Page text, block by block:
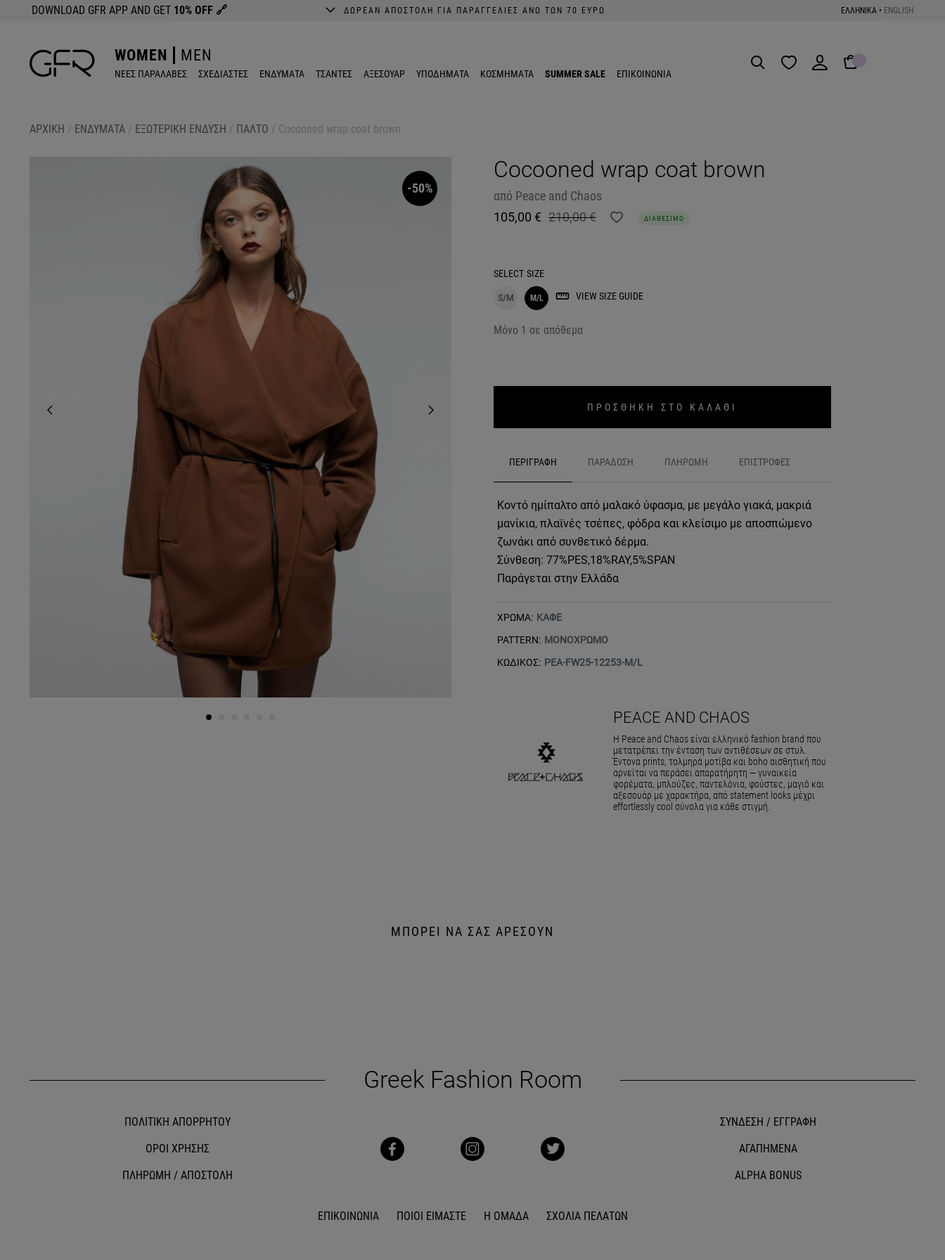
DOWNLOAD GFR APP AND GET 10% OFF 🔗 ΔΩΡΕΑΝ ΑΠΟΣΤΟΛΗ ΓΙΑ ΠΑΡΑΓΓΕΛΙΕΣ ΑΝΩ ΤΩΝ 70 ΕΥΡΩ ΕΛΛΗΝΙΚΑ • ENGLISH
WOMEN MEN
ΝΕΕΣ ΠΑΡΑΛΑΒΕΣ ΣΧΕΔΙΑΣΤΕΣ ΕΝΔΥΜΑΤΑ ΤΣΑΝΤΕΣ ΑΞΕΣΟΥΑΡ ΥΠΟΔΗΜΑΤΑ ΚΟΣΜΗΜΑΤΑ SUMMER SALE ΕΠΙΚΟΙΝΩΝΙΑ
ΑΡΧΙΚΉ / ΕΝΔΥΜΑΤΑ / ΕΞΩΤΕΡΙΚΗ ΕΝΔΥΣΗ / ΠΑΛΤΟ / Cocooned wrap coat brown
-50%
Cocooned wrap coat brown
από Peace and Chaos
105,00 € 210,00 € ΔΙΑΘΕΣΙΜΟ
SELECT SIZE
S/M M/L VIEW SIZE GUIDE
Μόνο 1 σε απόθεμα
ΠΡΟΣΘΗΚΗ ΣΤΟ ΚΑΛΑΘΙ
ΠΕΡΙΓΡΑΦΗ ΠΑΡΑΔΟΣΗ ΠΛΗΡΩΜΗ ΕΠΙΣΤΡΟΦΕΣ
Κοντό ημίπαλτο από μαλακό ύφασμα, με μεγάλο γιακά, μακριά
μανίκια, πλαϊνές τσέπες, φόδρα και κλείσιμο με αποσπώμενο
ζωνάκι από συνθετικό δέρμα.
Σύνθεση: 77%PES,18%RAY,5%SPAN
Παράγεται στην Ελλάδα
ΧΡΩΜΑ: ΚΑΦΕ
PATTERN: ΜΟΝΟΧΡΩΜΟ
ΚΩΔΙΚΟΣ: PEA-FW25-12253-M/L
PEACE AND CHAOS
Η Peace and Chaos είναι ελληνικό fashion brand που
μετατρέπει την ένταση των αντιθέσεων σε στυλ.
Έντονα prints, τολμηρά μοτίβα και boho αισθητική που
αρνείται να περάσει απαρατήρητη — γυναικεία
φορέματα, μπλούζες, παντελόνια, φούστες, μαγιό και
αξεσουάρ με χαρακτήρα, από statement looks μέχρι
effortlessly cool σύνολα για κάθε στιγμή.
ΜΠΟΡΕΙ ΝΑ ΣΑΣ ΑΡΕΣΟΥΝ
ΠΟΛΙΤΙΚΗ ΑΠΟΡΡΗΤΟΥ
ΟΡΟΙ ΧΡΗΣΗΣ
ΠΛΗΡΩΜΗ / ΑΠΟΣΤΟΛΗ
Greek Fashion Room
ΣΥΝΔΕΣΗ / ΕΓΓΡΑΦΗ
ΑΓΑΠΗΜΕΝΑ
ALPHA BONUS
ΕΠΙΚΟΙΝΩΝΙΑ ΠΟΙΟΙ ΕΙΜΑΣΤΕ Η ΟΜΑΔΑ ΣΧΟΛΙΑ ΠΕΛΑΤΩΝ